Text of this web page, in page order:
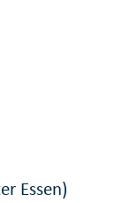
Essen)